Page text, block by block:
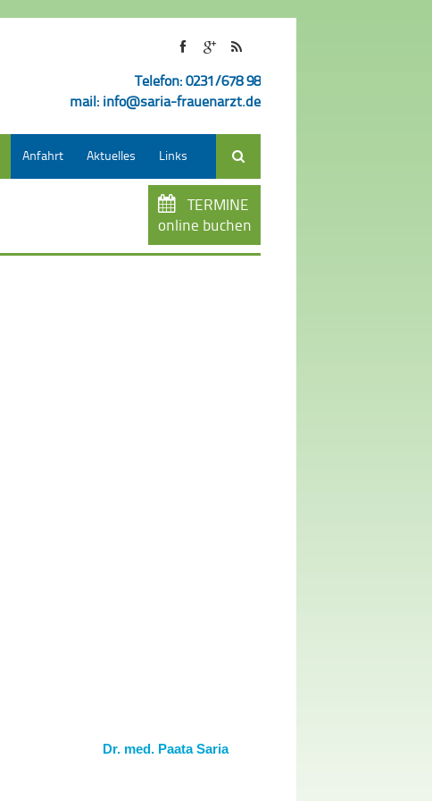
Telefon: 0231/678 98
mail: info@saria-frauenarzt.de
Anfahrt Aktuelles Links Suche
TERMINE
online buchen
Dr. med. Paata Saria